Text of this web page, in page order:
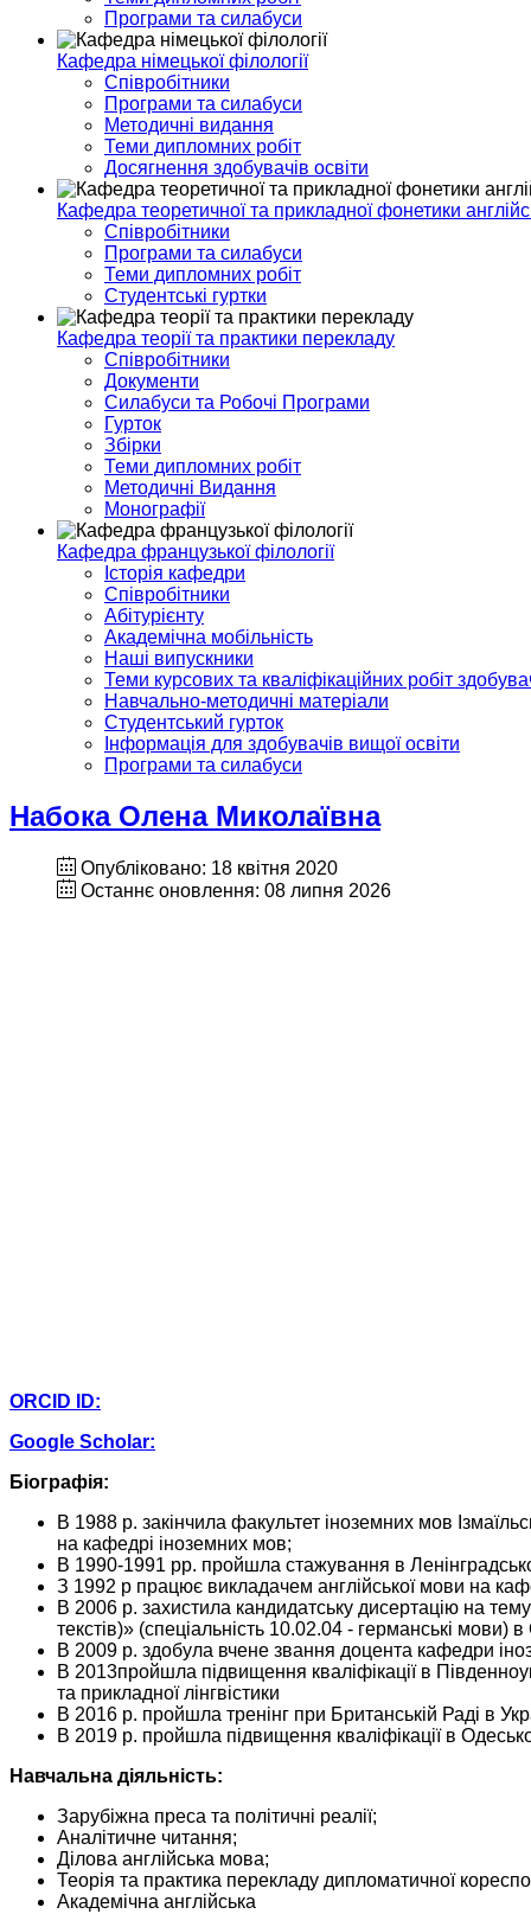
Програми та силабуси
Кафедра німецької філології
Співробітники
Програми та силабуси
Методичні видання
Теми дипломних робіт
Досягнення здобувачів освіти
Кафедра теоретичної та прикладної фонетики
Співробітники
Програми та силабуси
Теми дипломних робіт
Студентські гуртки
Кафедра теорії та практики перекладу
Співробітники
Документи
Силабуси та Робочі Програми
Гурток
Збірки
Теми дипломних робіт
Методичні Видання
Монографії
Кафедра французької філології
Історія кафедри
Співробітники
Абітурієнту
Академічна мобільність
Наші випускники
Теми курсових та кваліфікаційних робіт
Навчально-методичні матеріали
Студентський гурток
Інформація для здобувачів вищої освіти
Програми та силабуси
Набока Олена Миколаївна
Опубліковано: 18 квітня 2020
Останнє оновлення: 08 липня 2026
ORCID ID:
Google Scholar:
Біографія:
В 1988 р. закінчила факультет іноземних мов
на кафедрі іноземних мов;
В 1990-1991 рр. пройшла стажування в
З 1992 р працює викладачем англійської мови на
В 2006 р. захистила кандидатську дисертацію на
текстів)» (спеціальність 10.02.04 - германські мови)
В 2009 р. здобула вчене звання доцента кафедри
В 2013пройшла підвищення кваліфікації в
та прикладної лінгвістики
В 2016 р. пройшла тренінг при Британській Раді в
В 2019 р. пройшла підвищення кваліфікації в
Навчальна діяльність:
Зарубіжна преса та політичні реалії;
Аналітичне читання;
Ділова англійська мова;
Теорія та практика перекладу дипломатичної
Академічна англійська